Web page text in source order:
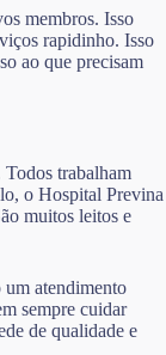
membros. Isso
rapidinho. Isso
ao que precisam
Todos trabalham
o Hospital Previna
muitos leitos e
um atendimento
sempre cuidar
de qualidade e